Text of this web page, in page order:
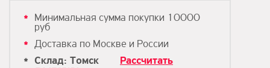
Минимальная сумма покупки 10000
руб
Доставка по Москве и России
Склад: Томск
Рассчитать